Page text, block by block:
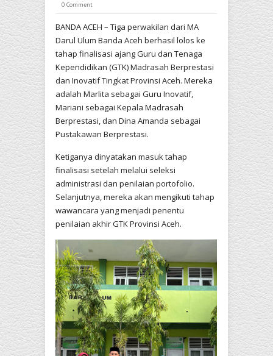
0 Comment
BANDA ACEH – Tiga perwakilan dari MA
Darul Ulum Banda Aceh berhasil lolos ke
tahap finalisasi ajang Guru dan Tenaga
Kependidikan (GTK) Madrasah Berprestasi
dan Inovatif Tingkat Provinsi Aceh. Mereka
adalah Marlita sebagai Guru Inovatif,
Mariani sebagai Kepala Madrasah
Berprestasi, dan Dina Amanda sebagai
Pustakawan Berprestasi.
Ketiganya dinyatakan masuk tahap
finalisasi setelah melalui seleksi
administrasi dan penilaian portofolio.
Selanjutnya, mereka akan mengikuti tahap
wawancara yang menjadi penentu
penilaian akhir GTK Provinsi Aceh.